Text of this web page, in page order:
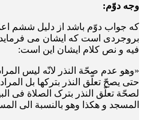
وجه دوّم:
که جواب دوّم باشد از دلیل ششم
بروجردی است که ایشان می
فیه و نص کلام ایشان این است:
«وهو عدم صحّة النذر لانّه لیس
حتی یصحّ تعلّق النذر بترکها بل
لصحّة تعلّق النذر بترک الصلاة فی
المسجد و هکذا وهو بالنسبة الی